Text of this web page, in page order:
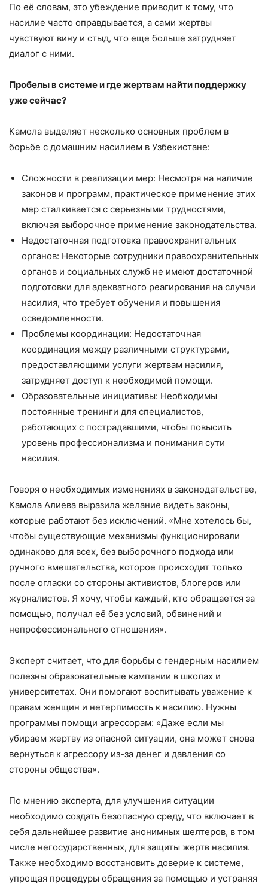
По её словам, это убеждение приводит к тому, что
насилие часто оправдывается, а сами жертвы
чувствуют вину и стыд, что еще больше затрудняет
диалог с ними.
Пробелы в системе и где жертвам найти поддержку
уже сейчас?
Камола выделяет несколько основных проблем в
борьбе с домашним насилием в Узбекистане:
Сложности в реализации мер: Несмотря на наличие
законов и программ, практическое применение этих
мер сталкивается с серьезными трудностями,
включая выборочное применение законодательства.
Недостаточная подготовка правоохранительных
органов: Некоторые сотрудники правоохранительных
органов и социальных служб не имеют достаточной
подготовки для адекватного реагирования на случаи
насилия, что требует обучения и повышения
осведомленности.
Проблемы координации: Недостаточная
координация между различными структурами,
предоставляющими услуги жертвам насилия,
затрудняет доступ к необходимой помощи.
Образовательные инициативы: Необходимы
постоянные тренинги для специалистов,
работающих с пострадавшими, чтобы повысить
уровень профессионализма и понимания сути
насилия.
Говоря о необходимых изменениях в законодательстве,
Камола Алиева выразила желание видеть законы,
которые работают без исключений. «Мне хотелось бы,
чтобы существующие механизмы функционировали
одинаково для всех, без выборочного подхода или
ручного вмешательства, которое происходит только
после огласки со стороны активистов, блогеров или
журналистов. Я хочу, чтобы каждый, кто обращается за
помощью, получал её без условий, обвинений и
непрофессионального отношения».
Эксперт считает, что для борьбы с гендерным насилием
полезны образовательные кампании в школах и
университетах. Они помогают воспитывать уважение к
правам женщин и нетерпимость к насилию. Нужны
программы помощи агрессорам: «Даже если мы
убираем жертву из опасной ситуации, она может снова
вернуться к агрессору из-за денег и давления со
стороны общества».
По мнению эксперта, для улучшения ситуации
необходимо создать безопасную среду, что включает в
себя дальнейшее развитие анонимных шелтеров, в том
числе негосударственных, для защиты жертв насилия.
Также необходимо восстановить доверие к системе,
упрощая процедуры обращения за помощью и устраняя